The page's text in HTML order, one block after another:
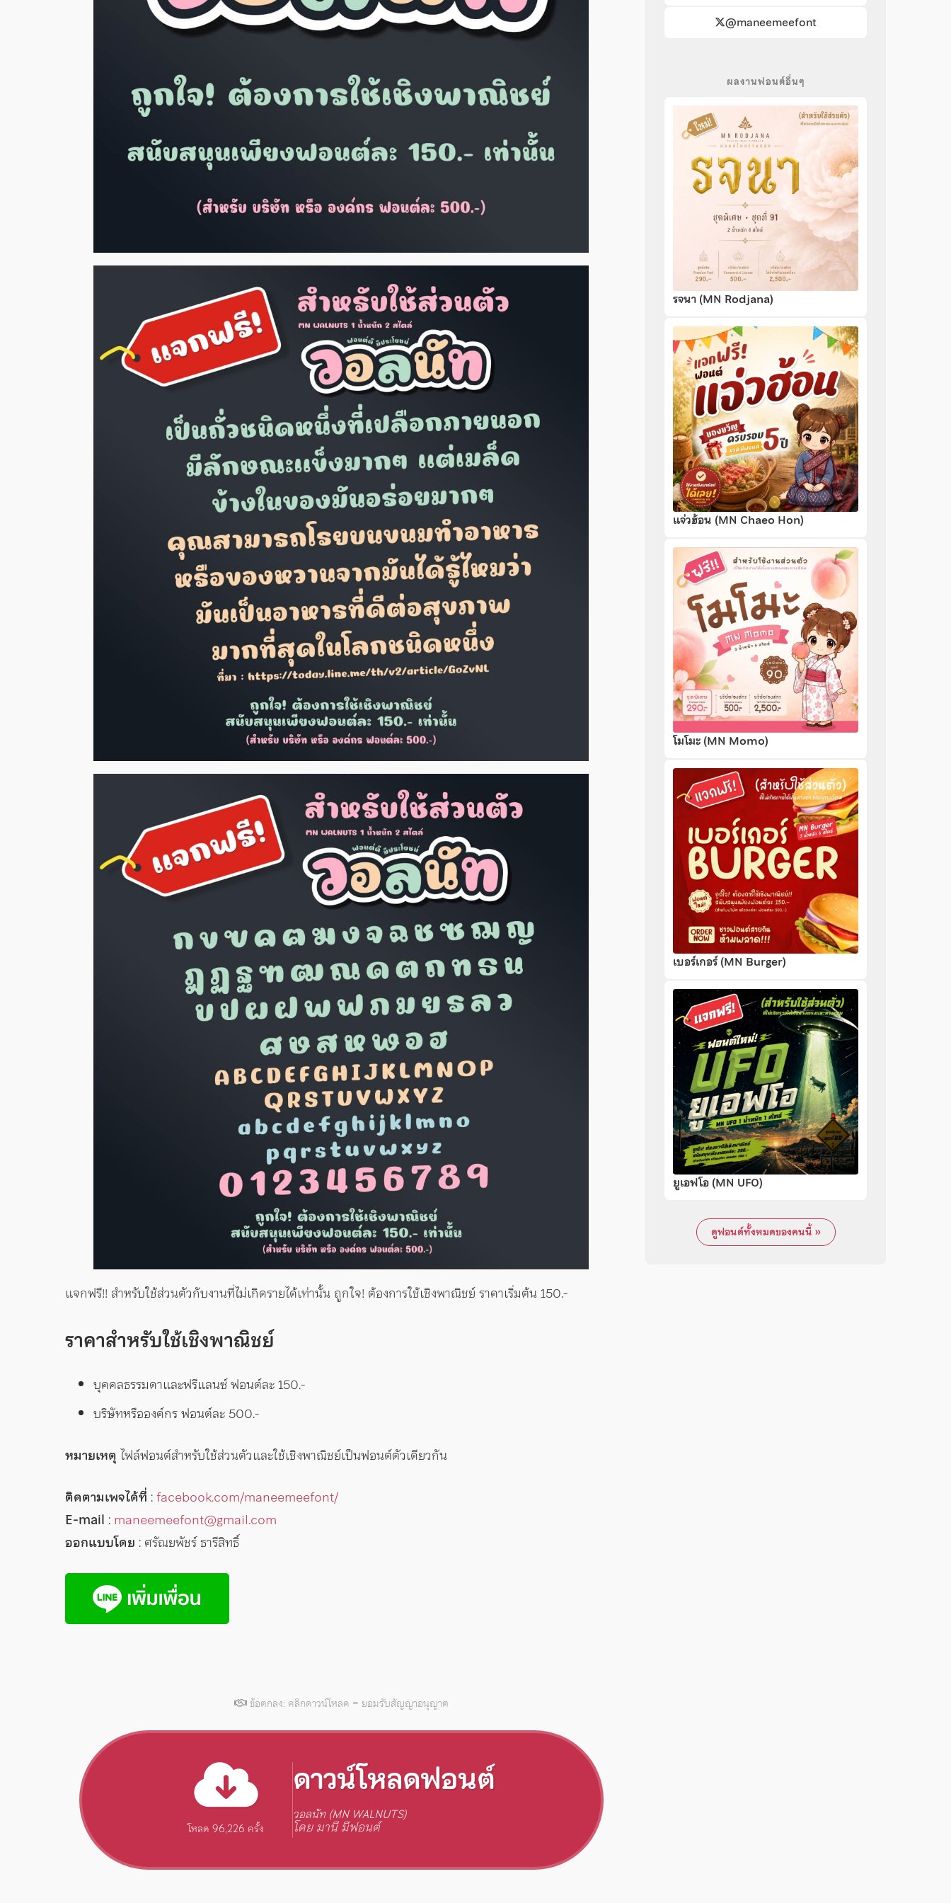
แจกฟรี!! สำหรับใช้ส่วนตัวกับงานที่ไม่เกิดรายได้เท่านั้น ถูกใจ! ต้องการใช้เชิงพาณิชย์ ราคาเริ่มต้น 150.-
ราคาสำหรับใช้เชิงพาณิชย์
บุคคลธรรมดาและฟรีแลนซ์ ฟอนต์ละ 150.-
บริษัทหรือองค์กร ฟอนต์ละ 500.-
หมายเหตุ ไฟล์ฟอนต์สำหรับใช้ส่วนตัวและใช้เชิงพาณิชย์เป็นฟอนต์ตัวเดียวกัน
ติดตามเพจได้ที่ :facebook.com/maneemeefont/
E-mail : maneemeefont@gmail.com
ออกแบบโดย : ศรัณยพัชร์ ธารีสิทธิ์
ข้อตกลง: คลิกดาวน์โหลด = ยอมรับสัญญาอนุญาต
โหลด 96,226 ครั้ง
ดาวน์โหลดฟอนต์
วอลนัท (MN WALNUTS)
โดย มานี มีฟอนต์
@maneemeefont
ผลงานฟอนต์อื่นๆ
รจนา (MN Rodjana)
แจ่วฮ้อน (MN Chaeo Hon)
โมโมะ (MN Momo)
เบอร์เกอร์ (MN Burger)
ยูเอฟโอ (MN UFO)
ดูฟอนต์ทั้งหมดของคนนี้ »